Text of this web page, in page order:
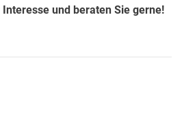
und beraten Sie gerne!